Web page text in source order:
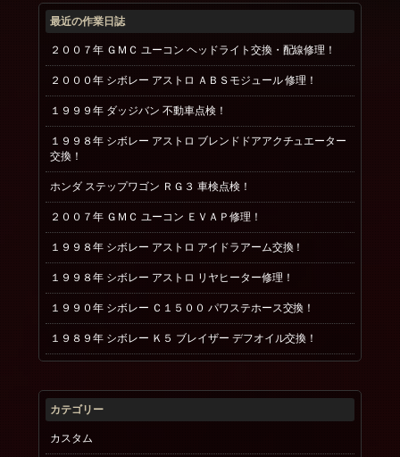
最近の作業日誌
２００７年 ＧＭＣ ユーコン ヘッドライト交換・配線修理！
２０００年 シボレー アストロ ＡＢＳモジュール 修理！
１９９９年 ダッジバン 不動車点検！
１９９８年 シボレー アストロ ブレンドドアアクチュエーター
交換！
ホンダ ステップワゴン ＲＧ３ 車検点検！
２００７年 ＧＭＣ ユーコン ＥＶＡＰ修理！
１９９８年 シボレー アストロ アイドラアーム交換！
１９９８年 シボレー アストロ リヤヒーター修理！
１９９０年 シボレー Ｃ１５００ パワステホース交換！
１９８９年 シボレー Ｋ５ ブレイザー デフオイル交換！
カテゴリー
カスタム